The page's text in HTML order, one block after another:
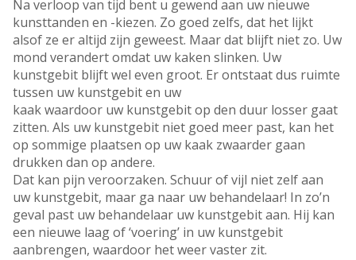
Na verloop van tijd bent u gewend aan uw nieuwe
kunsttanden en -kiezen. Zo goed zelfs, dat het lijkt
alsof ze er altijd zijn geweest. Maar dat blijft niet zo. Uw
mond verandert omdat uw kaken slinken. Uw
kunstgebit blijft wel even groot. Er ontstaat dus ruimte
tussen uw kunstgebit en uw
kaak waardoor uw kunstgebit op den duur losser gaat
zitten. Als uw kunstgebit niet goed meer past, kan het
op sommige plaatsen op uw kaak zwaarder gaan
drukken dan op andere.
Dat kan pijn veroorzaken. Schuur of vijl niet zelf aan
uw kunstgebit, maar ga naar uw behandelaar! In zo’n
geval past uw behandelaar uw kunstgebit aan. Hij kan
een nieuwe laag of ‘voering’ in uw kunstgebit
aanbrengen, waardoor het weer vaster zit.